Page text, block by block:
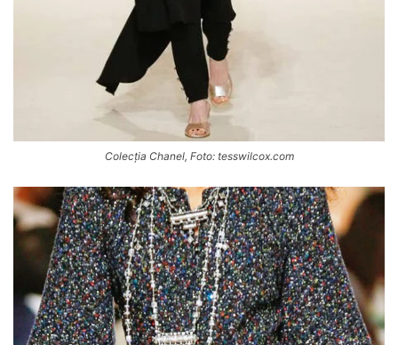
Colecția Chanel, Foto: tesswilcox.com